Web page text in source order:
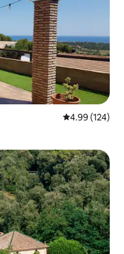
レビュー124
4.99 (124)